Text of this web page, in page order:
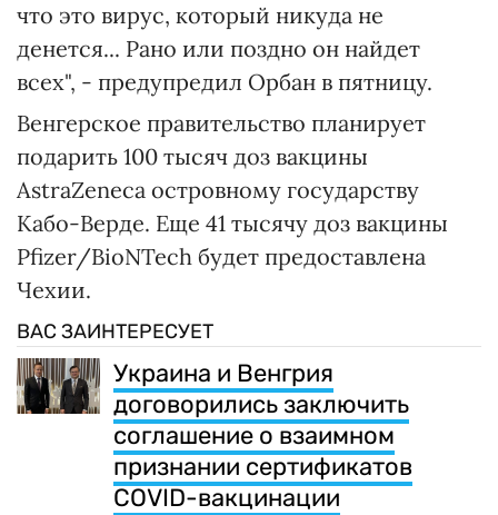
что это вирус, который никуда не
денется... Рано или поздно он найдет
всех", - предупредил Орбан в пятницу.
Венгерское правительство планирует
подарить 100 тысяч доз вакцины
AstraZeneca островному государству
Кабо-Верде. Еще 41 тысячу доз вакцины
Pfizer/BioNTech будет предоставлена
Чехии.
ВАС ЗАИНТЕРЕСУЕТ
Украина и Венгрия
договорились заключить
соглашение о взаимном
признании сертификатов
COVID-вакцинации